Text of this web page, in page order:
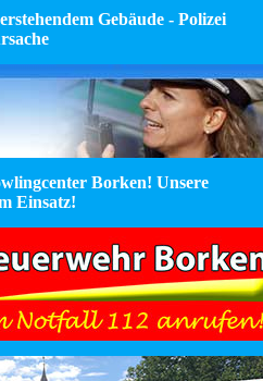
Gebäude - Polizei
Borken! Unsere
Einsatz!